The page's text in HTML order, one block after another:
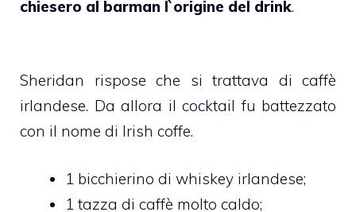
chiesero al barman l`origine del drink.
Sheridan rispose che si trattava di caffè
irlandese. Da allora il cocktail fu battezzato
con il nome di Irish coffe.
1 bicchierino di whiskey irlandese;
1 tazza di caffè molto caldo;